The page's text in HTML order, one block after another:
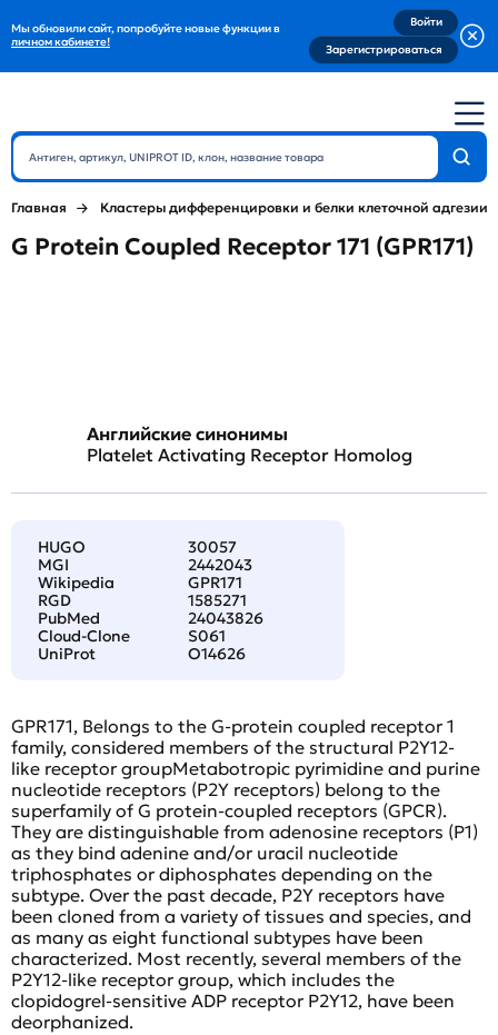
Мы обновили сайт, попробуйте новые функции в
личном кабинете!
Войти
Зарегистрироваться
Главная Кластеры дифференцировки и белки клеточной адгезии
G Protein Coupled Receptor 171 (GPR171)
Английские синонимы
Platelet Activating Receptor Homolog
HUGO
30057
MGI
2442043
Wikipedia
GPR171
RGD
1585271
PubMed
24043826
Cloud-Clone
S061
UniProt
O14626
GPR171, Belongs to the G-protein coupled receptor 1
family, considered members of the structural P2Y12-
like receptor groupMetabotropic pyrimidine and purine
nucleotide receptors (P2Y receptors) belong to the
superfamily of G protein-coupled receptors (GPCR).
They are distinguishable from adenosine receptors (P1)
as they bind adenine and/or uracil nucleotide
triphosphates or diphosphates depending on the
subtype. Over the past decade, P2Y receptors have
been cloned from a variety of tissues and species, and
as many as eight functional subtypes have been
characterized. Most recently, several members of the
P2Y12-like receptor group, which includes the
clopidogrel-sensitive ADP receptor P2Y12, have been
deorphanized.